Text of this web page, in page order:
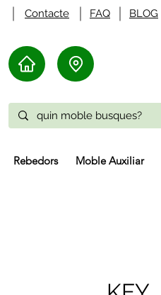
FAQ
Contacte BLOG
Rebedors Moble Auxiliar